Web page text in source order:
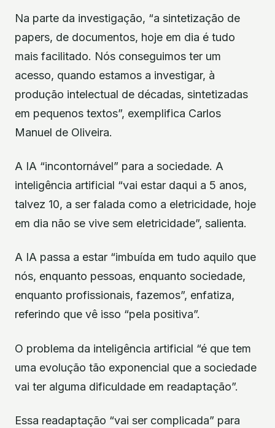
Na parte da investigação, “a sintetização de
papers, de documentos, hoje em dia é tudo
mais facilitado. Nós conseguimos ter um
acesso, quando estamos a investigar, à
produção intelectual de décadas, sintetizadas
em pequenos textos”, exemplifica Carlos
Manuel de Oliveira.
A IA “incontornável” para a sociedade. A
inteligência artificial “vai estar daqui a 5 anos,
talvez 10, a ser falada como a eletricidade, hoje
em dia não se vive sem eletricidade”, salienta.
A IA passa a estar “imbuída em tudo aquilo que
nós, enquanto pessoas, enquanto sociedade,
enquanto profissionais, fazemos”, enfatiza,
referindo que vê isso “pela positiva”.
O problema da inteligência artificial “é que tem
uma evolução tão exponencial que a sociedade
vai ter alguma dificuldade em readaptação”.
Essa readaptação “vai ser complicada” para